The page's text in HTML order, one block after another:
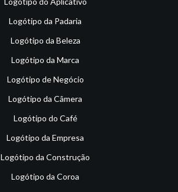
Logótipo da Padaria
Logótipo da Beleza
Logótipo da Marca
Logótipo de Negócio
Logótipo da Câmera
Logótipo do Café
Logótipo da Empresa
Logótipo da Construção
Logótipo da Coroa